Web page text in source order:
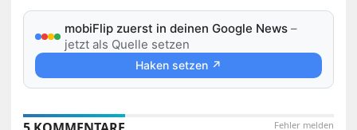
mobiFlip zuerst in deinen Google News –
jetzt als Quelle setzen
Haken setzen ↗
Fehler melden